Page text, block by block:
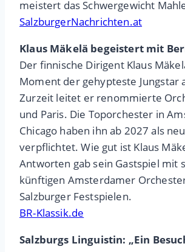
meistert das Schwergewicht
SalzburgerNachrichten.at
Klaus Mäkelä begeistert mit
Der finnische Dirigent Klaus
Moment der gehypteste Jungstar
Zurzeit leitet er renommierte
und Paris. Die Toporchester in
Chicago haben ihn ab 2027 als
verpflichtet. Wie gut ist Klaus
Antworten gab sein Gastspiel mit
künftigen Amsterdamer
Salzburger Festspielen.
BR-Klassik.de
Salzburgs Linguistin: „Ein